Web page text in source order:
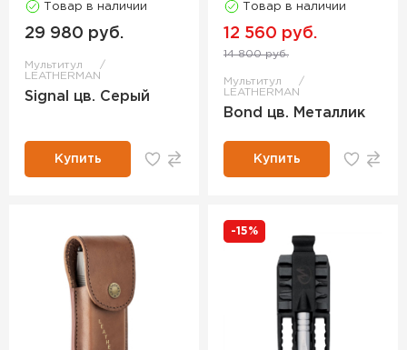
Товар в наличии
29 980 руб.
Мультитул
LEATHERMAN
Signal цв. Серый
Купить
Товар в наличии
12 560 руб.
14 800 руб.
Мультитул
LEATHERMAN
Bond цв. Металлик
Купить
-15%